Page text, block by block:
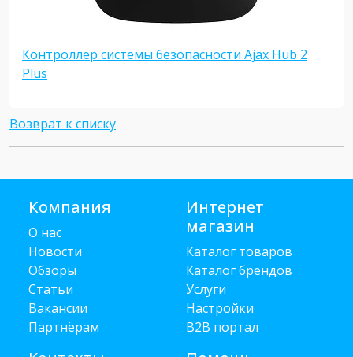
Контроллер системы безопасности Ajax Hub 2
Plus
Возврат к списку
Компания
О нас
Новости
Обзоры
Статьи
Вакансии
Партнёрам
Интернет
магазин
Каталог товаров
Каталог брендов
Услуги
Настройки
B2B портал